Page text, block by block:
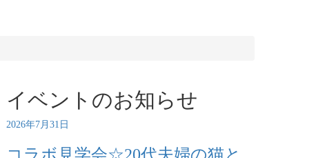
イベントのお知らせ
2026年7月31日